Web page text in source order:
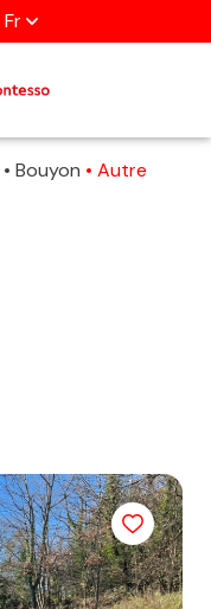
Fr
Bouyon Autre